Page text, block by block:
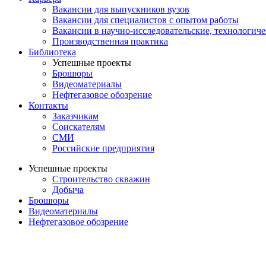
Вакансии для выпускников вузов
Вакансии для специалистов с опытом работы
Вакансии в научно-исследовательские,
Производственная практика
Библиотека
Успешные проекты
Брошюры
Видеоматериалы
Нефтегазовое обозрение
Контакты
Заказчикам
Соискателям
СМИ
Российские предприятия
Успешные проекты
Строительство скважин
Добыча
Брошюры
Видеоматериалы
Нефтегазовое обозрение